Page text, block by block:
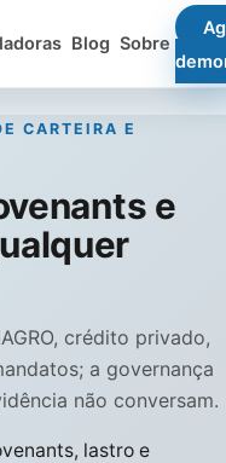
Blog Sobre
CARTEIRA E
e
crédito privado,
a governança
não conversam.
lastro e